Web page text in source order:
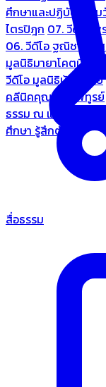
ศึกษาและปฏิบัติธรร
ไตรปิฎก 07. วีดีโอ พ
06. วีดีโอ ฐณิชาฌ์รี
มูลนิธิมายาโคตมี
วีดีโอ มูลนิธิบ้านอารีย์
คลีนิคคุณหมอไพทูรย์
ธรรม ณ แดนพุทธภูมิ
ศึกษา รู้สึกตัว
สื่อธรรม